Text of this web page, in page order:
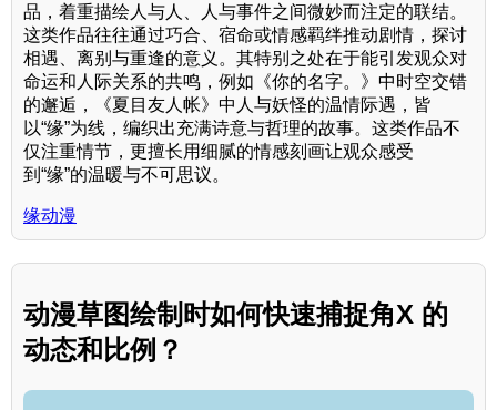
品，着重描绘人与人、人与事件之间微妙而注定的联结。
这类作品往往通过巧合、宿命或情感羁绊推动剧情，探讨
相遇、离别与重逢的意义。其特别之处在于能引发观众对
命运和人际关系的共鸣，例如《你的名字。》中时空交错
的邂逅，《夏目友人帐》中人与妖怪的温情际遇，皆
以“缘”为线，编织出充满诗意与哲理的故事。这类作品不
仅注重情节，更擅长用细腻的情感刻画让观众感受
到“缘”的温暖与不可思议。
缘动漫
动漫草图绘制时如何快速捕捉角X 的
动态和比例？